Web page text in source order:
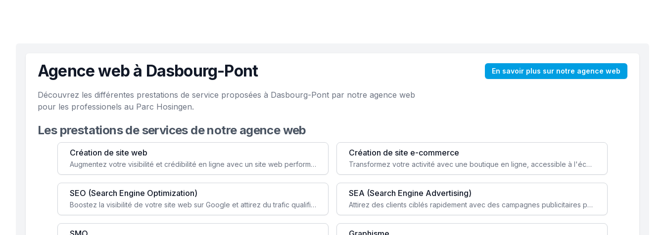
Agence web à Dasbourg-Pont En savoir plus sur notre agence web
Découvrez les différentes prestations de service proposées à Dasbourg-Pont par notre agence web
pour les professionels au Parc Hosingen.
Les prestations de services de notre agence web
Création de site web
Augmentez votre visibilité et crédibilité en ligne avec un site web performant, conçu pour attirer plus de clients.
Création de site e-commerce
Transformez votre activité avec une boutique en ligne, accessible à l'échelle mondiale 24/7.
SEO (Search Engine Optimization)
Boostez la visibilité de votre site web sur Google et attirez du trafic qualifié grâce à nos stratégies SEO.
SEA (Search Engine Advertising)
Attirez des clients ciblés rapidement avec des campagnes publicitaires payantes optimisées pour vos objectifs.